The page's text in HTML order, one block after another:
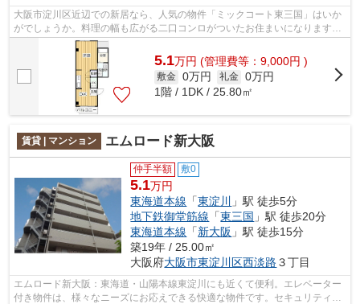
大阪市淀川区近辺での新居なら、人気の物件「ミックコート東三国」はいか
がでしょうか。料理の幅も広がる二口コンロがついたお住まいになります。
お家の中でパソコンを快適に使える光...
5.1万円 (管理費等：9,000円 )
敷金 0万円 礼金 0万円
1階 / 1DK / 25.80㎡
賃貸 | マンション エムロード新大阪
仲手半額 敷0
5.1万円
東海道本線 「東淀川 」駅 徒歩5分
地下鉄御堂筋線 「東三国 」駅 徒歩20分
東海道本線 「新大阪 」駅 徒歩15分
築19年 / 25.00㎡
大阪府大阪市東淀川区西淡路 ３丁目
エムロード新大阪：東海道・山陽本線東淀川にも近くて便利。エレベーター
付き物件は、様々なニーズにお応えできる快適な物件です。セキュリティ設